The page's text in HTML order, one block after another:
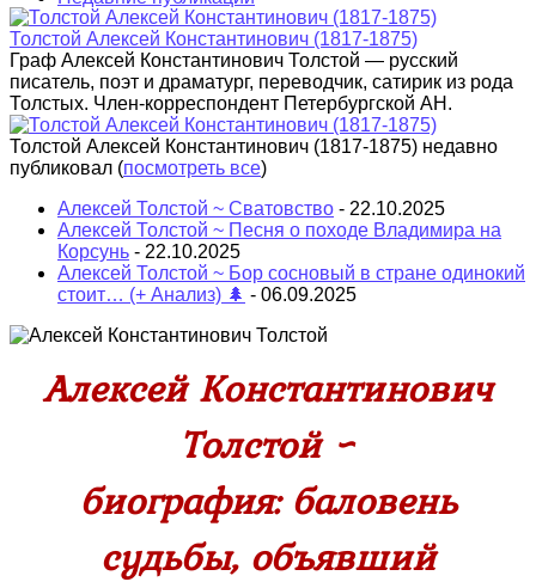
Толстой Алексей Константинович (1817-1875)
Граф Алексей Константинович Толстой — русский
писатель, поэт и драматург, переводчик, сатирик из рода
Толстых. Член-корреспондент Петербургской АН.
Толстой Алексей Константинович (1817-1875) недавно
публиковал (посмотреть все)
Алексей Толстой ~ Сватовство - 22.10.2025
Алексей Толстой ~ Песня о походе Владимира на
Корсунь - 22.10.2025
Алексей Толстой ~ Бор сосновый в стране одинокий
стоит… (+ Анализ) 🌲 - 06.09.2025
Алексей Константинович
Толстой ~
биография: баловень
судьбы, объявший